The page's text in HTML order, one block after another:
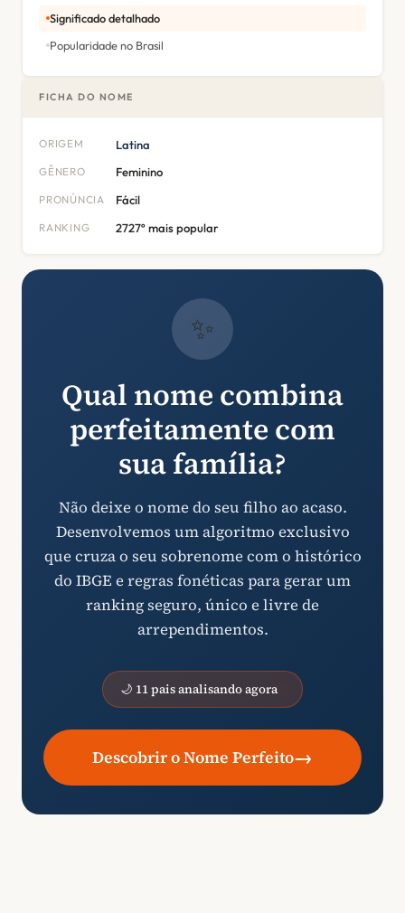
Significado detalhado
Popularidade no Brasil
FICHA DO NOME
ORIGEM Latina
GÊNERO Feminino
PRONÚNCIA Fácil
RANKING 2727º mais popular
✨
Qual nome combina
perfeitamente com
sua família?
Não deixe o nome do seu filho ao acaso.
Desenvolvemos um algoritmo exclusivo
que cruza o seu sobrenome com o histórico
do IBGE e regras fonéticas para gerar um
ranking seguro, único e livre de
arrependimentos.
🌙 11 pais analisando agora
Descobrir o Nome Perfeito→